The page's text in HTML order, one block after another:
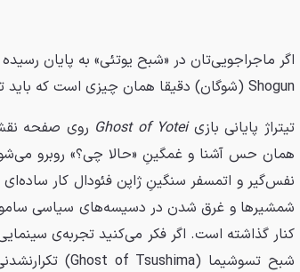
اگر ماجراجویی‌تان در «شبح یوتئی» به پایان
Shogun (شوگان) دقیقا همان چیزی است که باید تماشا کنید.
تیتراژ پایانی بازیGhost of Yotei روی صفحه نقش
همان حس آشنا و غمگینِ «حالا چی؟» روبرو
نفس‌گیر و اتمسفر سنگینِ ژاپن فئودال کار
شمشیرها و غرق شدن در دسیسه‌های سیاسی
کنار گذاشته است. اگر فکر می‌کنید تجربه‌ی